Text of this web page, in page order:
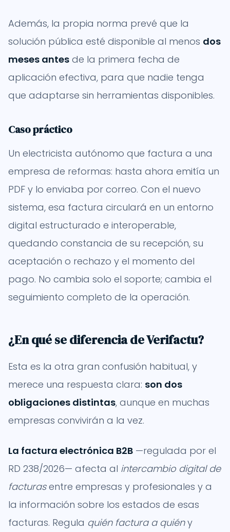
Además, la propia norma prevé que la
solución pública esté disponible al menos dos
meses antes de la primera fecha de
aplicación efectiva, para que nadie tenga
que adaptarse sin herramientas disponibles.
Caso práctico
Un electricista autónomo que factura a una
empresa de reformas: hasta ahora emitía un
PDF y lo enviaba por correo. Con el nuevo
sistema, esa factura circulará en un entorno
digital estructurado e interoperable,
quedando constancia de su recepción, su
aceptación o rechazo y el momento del
pago. No cambia solo el soporte; cambia el
seguimiento completo de la operación.
¿En qué se diferencia de Verifactu?
Esta es la otra gran confusión habitual, y
merece una respuesta clara: son dos
obligaciones distintas, aunque en muchas
empresas convivirán a la vez.
La factura electrónica B2B —regulada por el
RD 238/2026— afecta al intercambio digital de
facturasentre empresas y profesionales y a
la información sobre los estados de esas
facturas. Regula quién factura a quiény